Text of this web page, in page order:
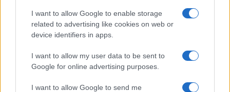
I want to allow Google to enable storage
related to advertising like cookies on web or
device identifiers in apps.
I want to allow my user data to be sent to
Google for online advertising purposes.
I want to allow Google to send me
ΗΠΑ: Το προεδρικό ελικόπτερο βρέθηκε
υπερβολικά κοντά σε αεροπλάνο της
γραμμής